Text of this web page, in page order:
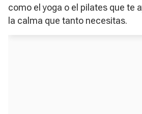
como el yoga o el pilates que te
la calma que tanto necesitas.